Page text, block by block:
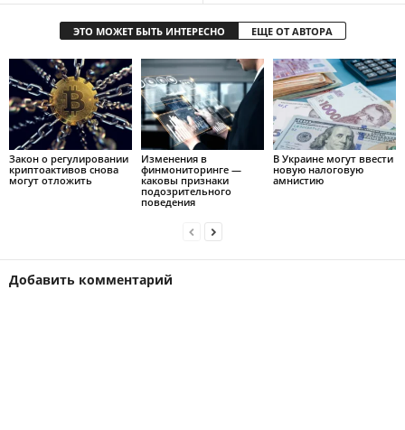
ЭТО МОЖЕТ БЫТЬ ИНТЕРЕСНО ЕЩЕ ОТ АВТОРА
Закон о регулировании
криптоактивов снова
могут отложить
Изменения в
финмониторинге —
каковы признаки
подозрительного
поведения
В Украине могут ввести
новую налоговую
амнистию
Добавить комментарий